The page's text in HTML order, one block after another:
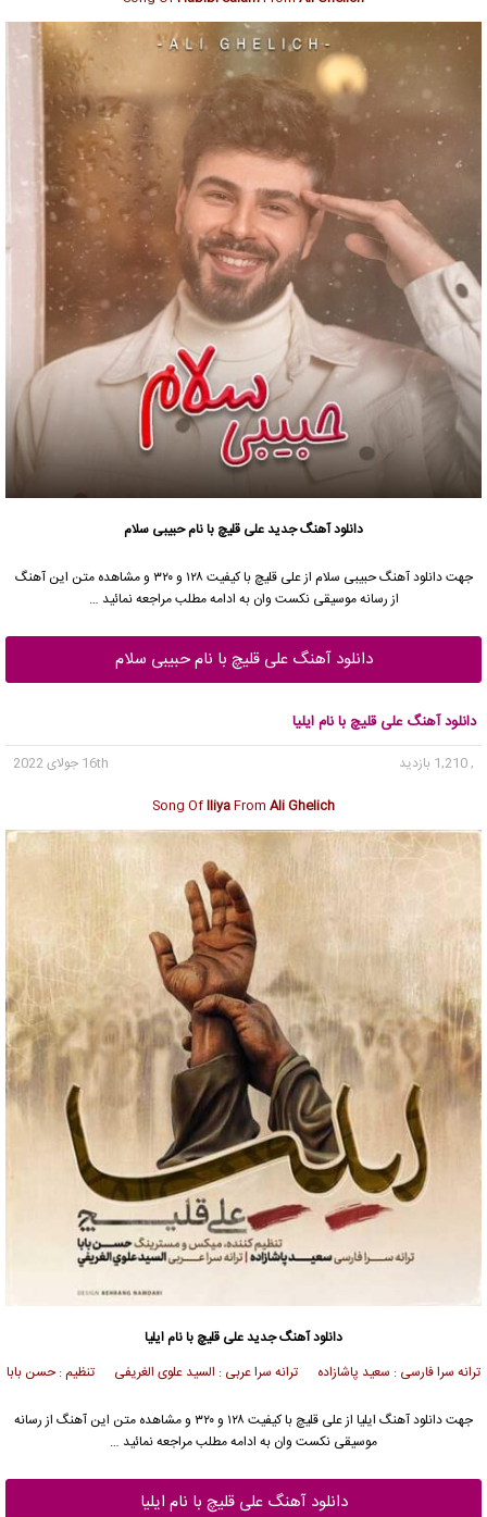
دانلود آهنگ جدیدعلی قلیچ با نام حبیبی سلام
جهت دانلود آهنگ حبیبی سلام از علی قلیچ با کیفیت ۱۲۸ و ۳۲۰ و مشاهده متن این آهنگ
از رسانه موسیقی نکست وان به ادامه مطلب مراجعه نمائید …
دانلود آهنگ علی قلیچ با نام حبیبی سلام
دانلود آهنگ علی قلیچ با نام ایلیا
, 1,210 بازدید
16th جولای 2022
Song OfIliyaFrom Ali Ghelich
دانلود آهنگ جدیدعلی قلیچ با نام ایلیا
ترانه سرا فارسی : سعید پاشازاده ترانه سرا عربی : السید علوی الغریفی تنظیم : حسن بابا
جهت دانلود آهنگ ایلیا از علی قلیچ با کیفیت ۱۲۸ و ۳۲۰ و مشاهده متن این آهنگ از رسانه
موسیقی نکست وان به ادامه مطلب مراجعه نمائید …
دانلود آهنگ علی قلیچ با نام ایلیا